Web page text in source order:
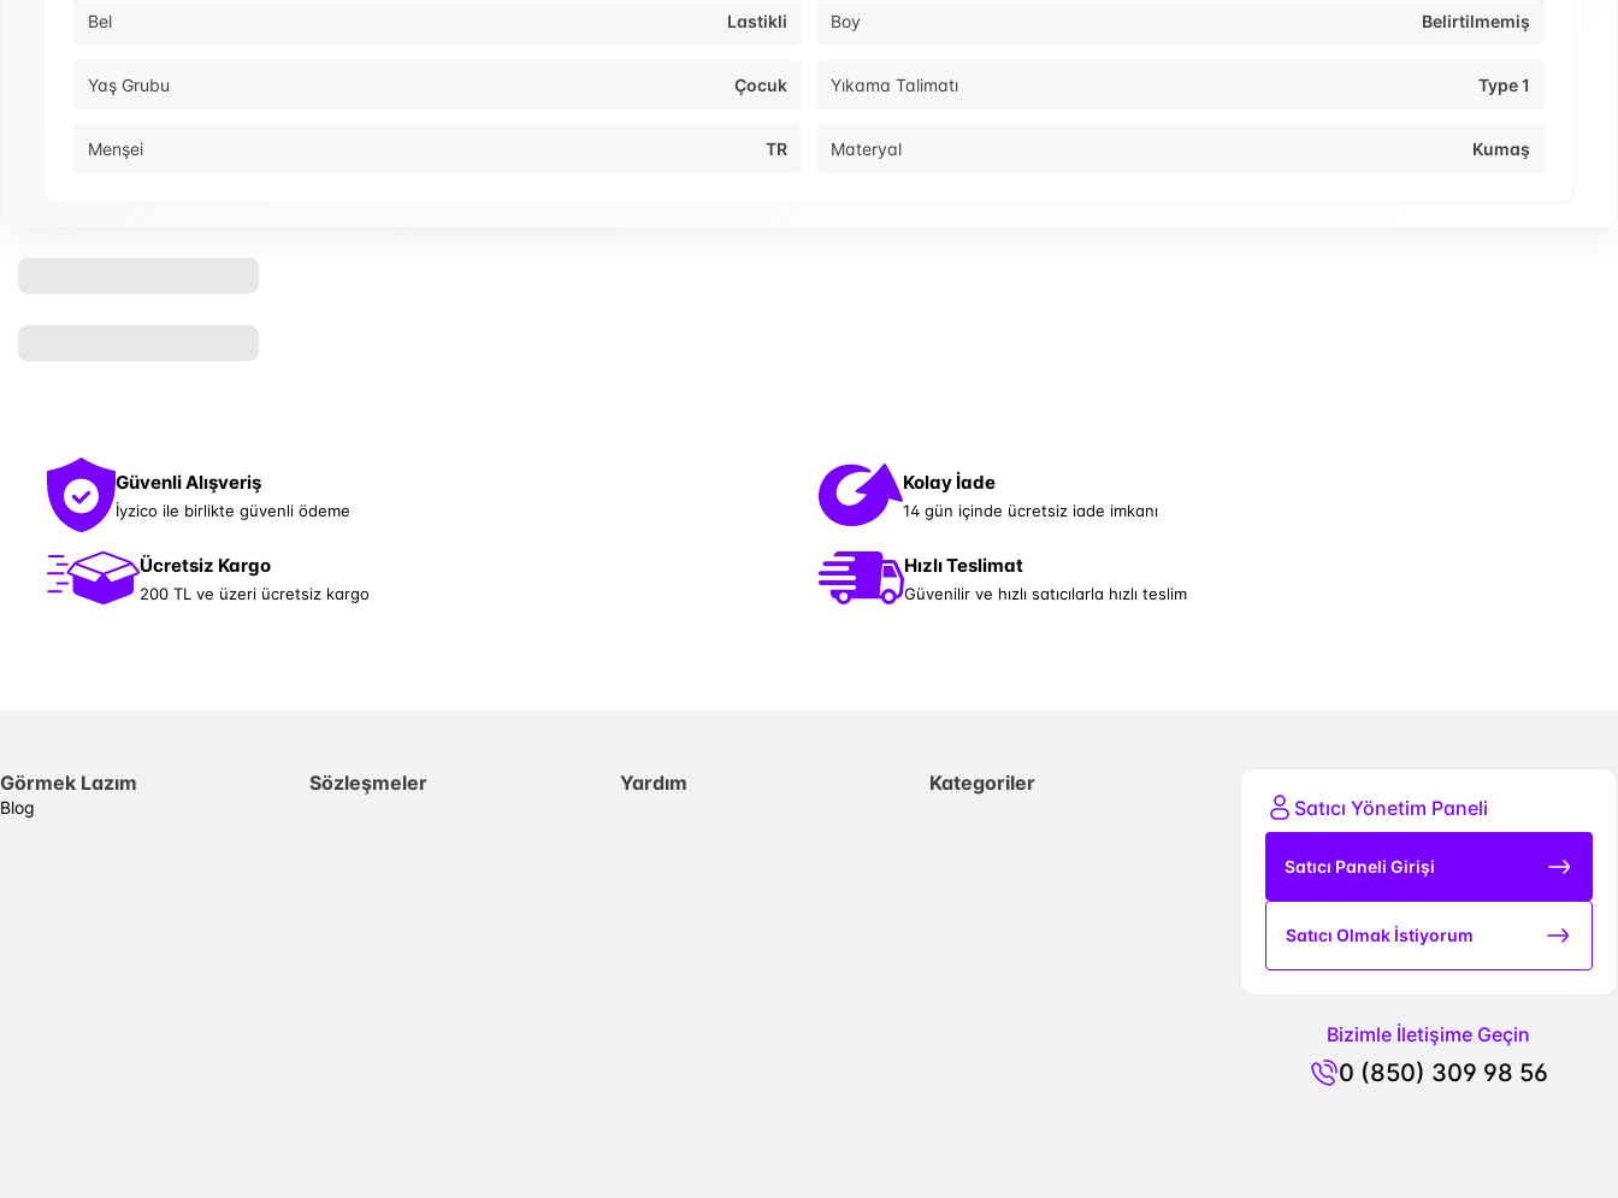
Bel Lastikli Boy Belirtilmemiş
Yaş Grubu Çocuk Yıkama Talimatı Type 1
Menşei TR Materyal Kumaş
Güvenli Alışveriş
İyzico ile birlikte güvenli ödeme
Kolay İade
14 gün içinde ücretsiz iade imkanı
Ücretsiz Kargo
200 TL ve üzeri ücretsiz kargo
Hızlı Teslimat
Güvenilir ve hızlı satıcılarla hızlı teslim
Görmek Lazım
Blog
Sözleşmeler Yardım
Kategoriler
Satıcı Yönetim Paneli
Satıcı Paneli Girişi
Satıcı Olmak İstiyorum
Bizimle İletişime Geçin
0 (850) 309 98 56